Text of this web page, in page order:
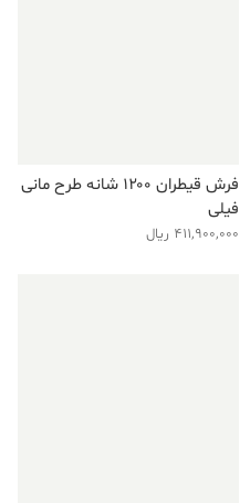
فرش قیطران ۱۲۰۰ شانه طرح مانی
فیلی
411,900,000 ریال